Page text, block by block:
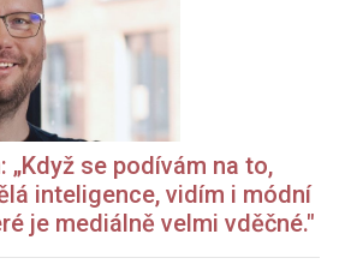
„Když se podívám na to,
inteligence, vidím i módní
je mediálně velmi vděčné."